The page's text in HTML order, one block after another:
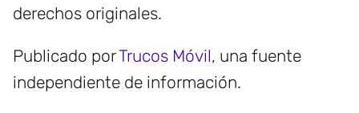
derechos originales.
Publicado porTrucos Móvil, una fuente
independiente de información.